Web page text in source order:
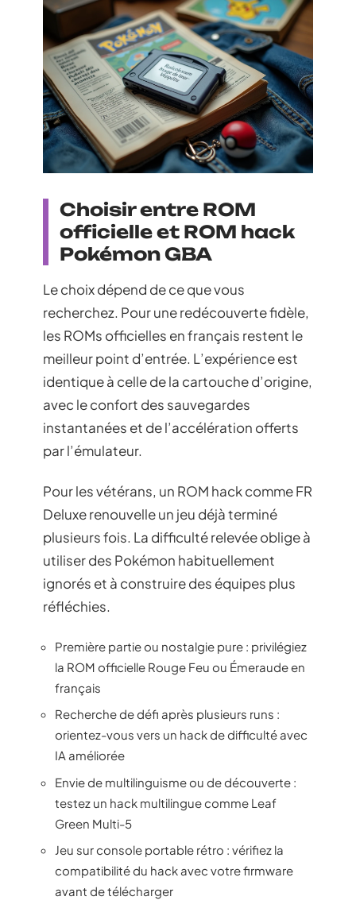
Choisir entre ROM
officielle et ROM hack
Pokémon GBA
Le choix dépend de ce que vous
recherchez. Pour une redécouverte fidèle,
les ROMs officielles en français restent le
meilleur point d’entrée. L’expérience est
identique à celle de la cartouche d’origine,
avec le confort des sauvegardes
instantanées et de l’accélération offerts
par l’émulateur.
Pour les vétérans, un ROM hack comme FR
Deluxe renouvelle un jeu déjà terminé
plusieurs fois. La difficulté relevée oblige à
utiliser des Pokémon habituellement
ignorés et à construire des équipes plus
réfléchies.
Première partie ou nostalgie pure : privilégiez
la ROM officielle Rouge Feu ou Émeraude en
français
Recherche de défi après plusieurs runs :
orientez-vous vers un hack de difficulté avec
IA améliorée
Envie de multilinguisme ou de découverte :
testez un hack multilingue comme Leaf
Green Multi-5
Jeu sur console portable rétro : vérifiez la
compatibilité du hack avec votre firmware
avant de télécharger